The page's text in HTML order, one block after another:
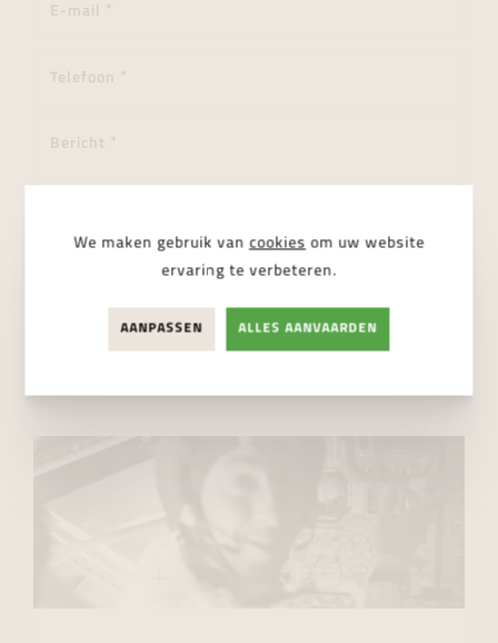
VERSTUUR BERICHT
We maken gebruik van cookies om uw website
ervaring te verbeteren.
AANPASSEN ALLES AANVAARDEN